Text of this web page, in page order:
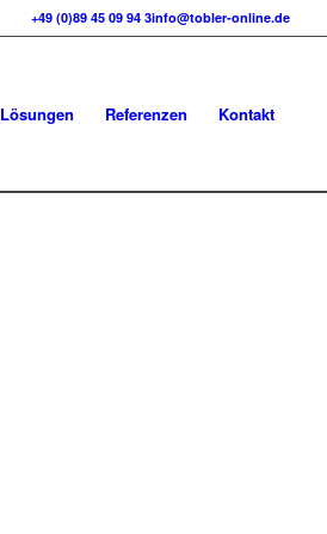
+49 (0)89 45 09 94 3info@tobler-online.de
Lösungen Referenzen Kontakt